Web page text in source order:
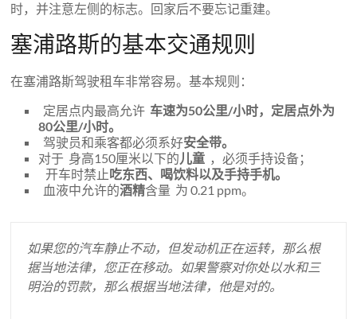
时，并注意左侧的标志。回家后不要忘记重建。
塞浦路斯的基本交通规则
在塞浦路斯驾驶租车非常容易。基本规则：
定居点内最高允许 车速为50公里/小时，定居点外为
80公里/小时。
驾驶员和乘客都必须系好安全带。
对于 身高150厘米以下的儿童 ，必须手持设备；
开车时禁止吃东西、喝饮料以及手持手机。
血液中允许的酒精含量 为 0.21 ppm。
如果您的汽车静止不动，但发动机正在运转，那么根
据当地法律，您正在移动。如果警察对你处以水和三
明治的罚款，那么根据当地法律，他是对的。